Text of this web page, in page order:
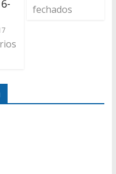
fechados